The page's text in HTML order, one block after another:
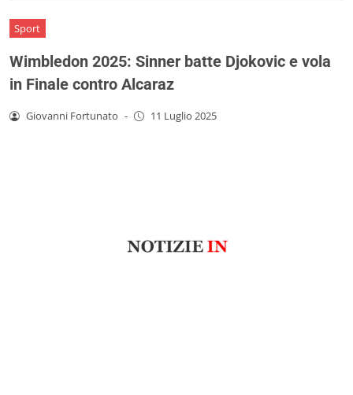
Sport
Wimbledon 2025: Sinner batte Djokovic e vola
in Finale contro Alcaraz
Giovanni Fortunato - 11 Luglio 2025